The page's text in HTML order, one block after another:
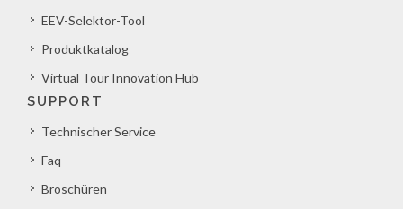
EEV-Selektor-Tool
Produktkatalog
Virtual Tour Innovation Hub
SUPPORT
Technischer Service
Faq
Broschüren